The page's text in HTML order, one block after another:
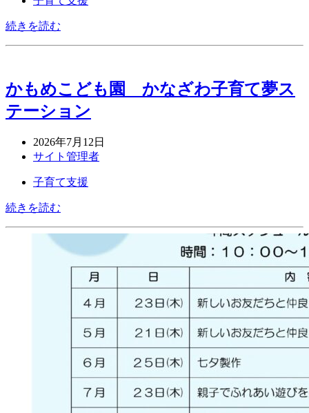
続きを読む
かもめこども園 かなざわ子育て夢ス
テーション
2026年7月12日
サイト管理者
子育て支援
続きを読む